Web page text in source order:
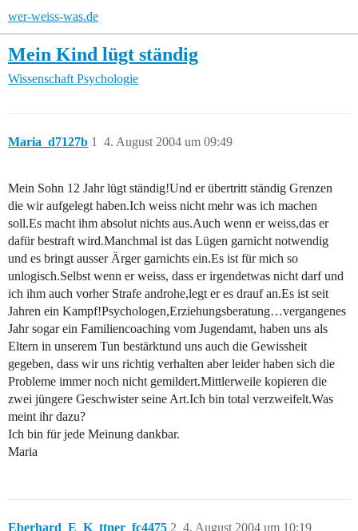
wer-weiss-was.de
Mein Kind lügt ständig
Wissenschaft Psychologie
Maria_d7127b 4. August 2004 um 09:49
1
Mein Sohn 12 Jahr lügt ständig!Und er übertritt ständig Grenzen
die wir aufgelegt haben.Ich weiss nicht mehr was ich machen
soll.Es macht ihm absolut nichts aus.Auch wenn er weiss,das er
dafür bestraft wird.Manchmal ist das Lügen garnicht notwendig
und es bringt ausser Ärger garnichts ein.Es ist für mich so
unlogisch.Selbst wenn er weiss, dass er irgendetwas nicht darf und
ich ihm auch vorher Strafe androhe,legt er es drauf an.Es ist seit
Jahren ein Kampf!Psychologen,Erziehungsberatung…vergangenes
Jahr sogar ein Familiencoaching vom Jugendamt, haben uns als
Eltern in unserem Tun bestärktund uns auch die Gewissheit
gegeben, dass wir uns richtig verhalten aber leider haben sich die
Probleme immer noch nicht gemildert.Mittlerweile kopieren die
zwei jüngere Geschwister seine Art.Ich bin total verzweifelt.Was
meint ihr dazu?
Ich bin für jede Meinung dankbar.
Maria
Eberhard_E_K_ttner_fc4475 4. August 2004 um 10:19
2